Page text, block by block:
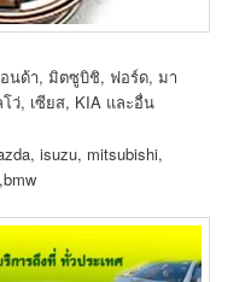
นด้า, มิตซูบิชิ, ฟอร์ด, มา
ว่, เซียส, KIA และอื่น
isuzu, mitsubishi,